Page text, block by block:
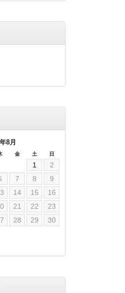
8月
金 土 日
1
2
7 8
9
14 15
16
21 22
23
28 29
30